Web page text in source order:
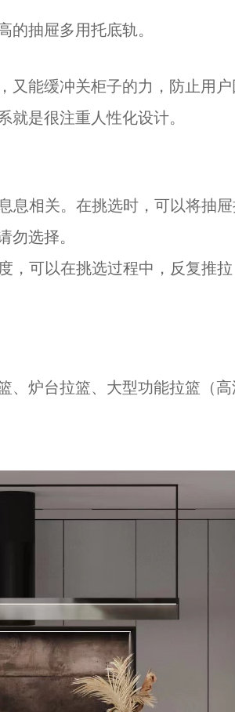
的抽屉多用托底轨。
能缓冲关柜子的力，防止用户
是很注重人性化设计。
息相关。在挑选时，可以将抽
勿选择。
可以在挑选过程中，反复推拉
炉台拉篮、大型功能拉篮（